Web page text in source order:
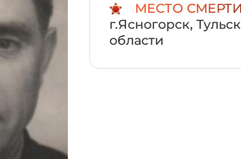
МЕСТО
г.Ясногорск,
области